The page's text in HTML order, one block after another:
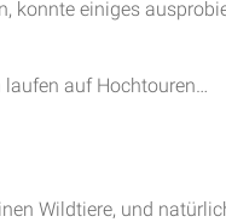
konnte einiges
laufen auf Hochtouren…
Wildtiere, und